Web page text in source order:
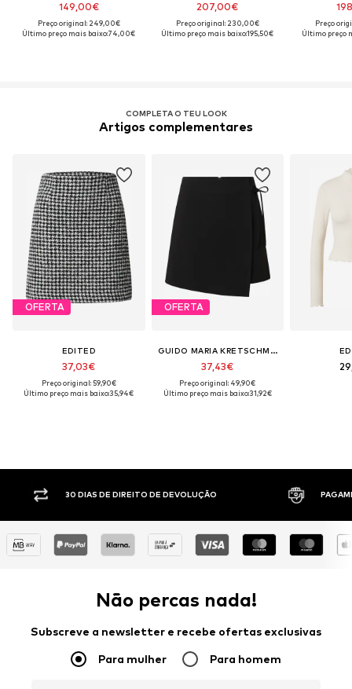
149,00€
Preço original: 249,00€
Último preço mais baixo:74,00€
207,00€
Preço original: 230,00€
Último preço mais baixo:195,50€
Preço
Último preço
COMPLETA O TEU LOOK
Artigos complementares
OFERTA
EDITED
37,03€
Preço original: 59,90€
Último preço mais baixo:35,94€
OFERTA
GUIDO MARIA KRETSCHMER WOMEN
37,43€
Preço original: 49,90€
Último preço mais baixo:31,92€
30 DIAS DE DIREITO DE DEVOLUÇÃO
Não percas nada!
Subscreve a newsletter e recebe ofertas exclusivas
Para mulher Para homem